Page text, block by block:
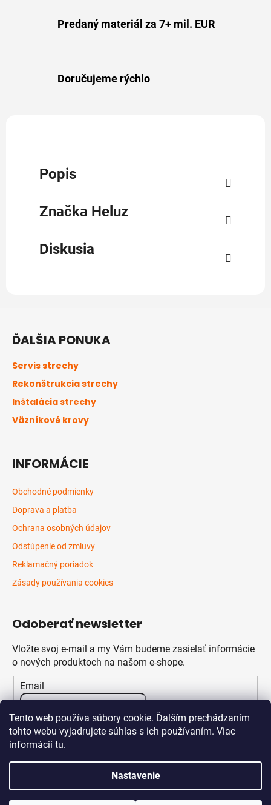
Tento web používa súbory cookie. Ďalším prechádzaním
tohto webu vyjadrujete súhlas s ich používaním. Viac
informácií tu.
Nastavenie
Predaný materiál za 7+ mil. EUR
Doručujeme rýchlo
Popis
Značka Heluz
Diskusia
ĎALŠIA PONUKA
Servis strechy
Rekonštrukcia strechy
Inštalácia strechy
Väzníkové krovy
INFORMÁCIE
Obchodné podmienky
Doprava a platba
Ochrana osobných údajov
Odstúpenie od zmluvy
Reklamačný poriadok
Zásady používania cookies
Odoberať newsletter
Vložte svoj e-mail a my Vám budeme zasielať informácie
o nových produktoch na našom e-shope.
Email
Vložením e-mailu súhlasíte spodmienkami ochrany
osobných údajov
PRIHLÁSIŤ SA